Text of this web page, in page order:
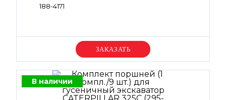
188-4171
Уточняйте цену
В наличии